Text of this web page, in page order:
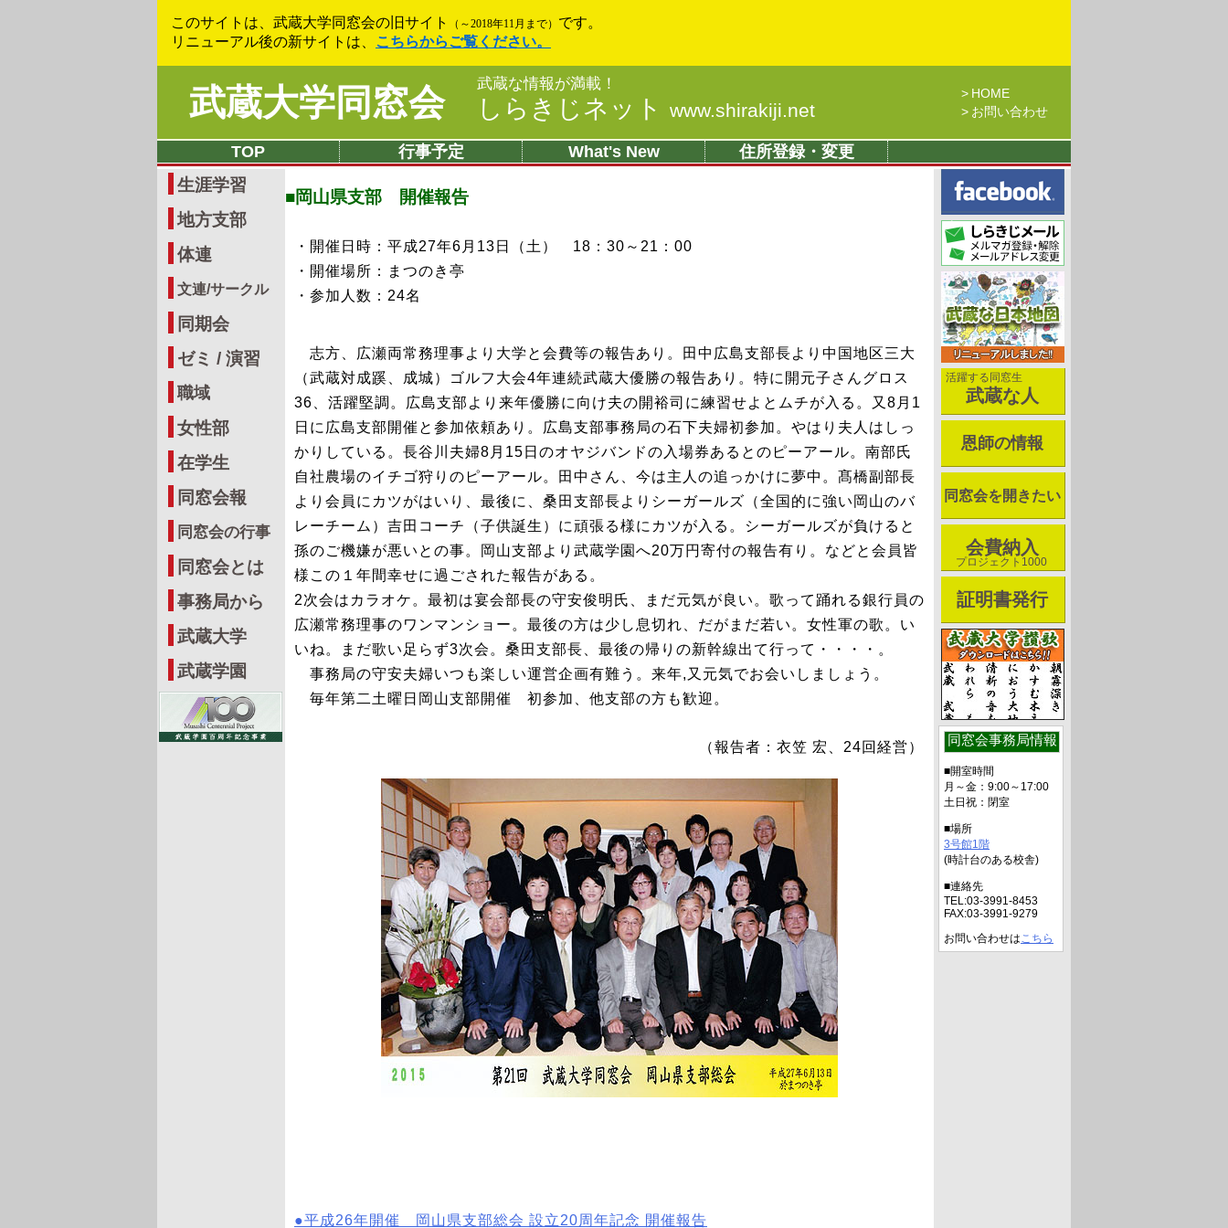
このサイトは、武蔵大学同窓会の旧サイト （～2018年11月まで） です。
リニューアル後の新サイトは、
こちらからご覧ください。
武蔵大学同窓会 武蔵な情報が満載！
しらきじネット www.shirakiji.net
HOME
お問い合わせ
TOP 行事予定 What's New 住所登録・変更
生涯学習
地方支部
体連
文連/サークル
同期会
ゼミ / 演習
職域
女性部
在学生
同窓会報
同窓会の行事
同窓会とは
事務局から
武蔵大学
武蔵学園
■岡山県支部 開催報告
・開催日時：平成27年6月13日（土） 18：30～21：00
・開催場所：まつのき亭
・参加人数：24名
志方、広瀬両常務理事より大学と会費等の報告あり。田中広島支部長より中国地区三大
（武蔵対成蹊、成城）ゴルフ大会4年連続武蔵大優勝の報告あり。特に開元子さんグロス
36、活躍堅調。広島支部より来年優勝に向け夫の開裕司に練習せよとムチが入る。又8月1
日に広島支部開催と参加依頼あり。広島支部事務局の石下夫婦初参加。やはり夫人はしっ
かりしている。長谷川夫婦8月15日のオヤジバンドの入場券あるとのピーアール。南部氏
自社農場のイチゴ狩りのピーアール。田中さん、今は主人の追っかけに夢中。髙橋副部長
より会員にカツがはいり、最後に、桑田支部長よりシーガールズ（全国的に強い岡山のバ
レーチーム）吉田コーチ（子供誕生）に頑張る様にカツが入る。シーガールズが負けると
孫のご機嫌が悪いとの事。岡山支部より武蔵学園へ20万円寄付の報告有り。などと会員皆
様この１年間幸せに過ごされた報告がある。
2次会はカラオケ。最初は宴会部長の守安俊明氏、まだ元気が良い。歌って踊れる銀行員の
広瀬常務理事のワンマンショー。最後の方は少し息切れ、だがまだ若い。女性軍の歌。い
いね。まだ歌い足らず3次会。桑田支部長、最後の帰りの新幹線出て行って・・・・。
事務局の守安夫婦いつも楽しい運営企画有難う。来年,又元気でお会いしましょう。
毎年第二土曜日岡山支部開催 初参加、他支部の方も歓迎。
（報告者：衣笠 宏、24回経営）
●平成26年開催 岡山県支部総会 設立20周年記念 開催報告
活躍する同窓生
武蔵な人
恩師の情報
同窓会を開きたい
会費納入
プロジェクト1000
証明書発行
同窓会事務局情報
■開室時間
月～金：9:00～17:00
土日祝：閉室
■場所
3号館1階
(時計台のある校舎)
■連絡先
TEL:03-3991-8453
FAX:03-3991-9279
お問い合わせはこちら